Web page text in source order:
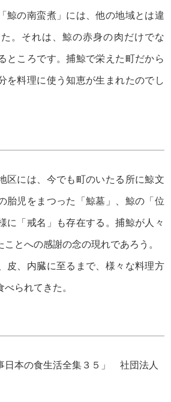
鯨の南蛮煮」には、他の地域とは違
。それは、鯨の赤身の肉だけでな
ところです。捕鯨で栄えた町だから
を料理に使う知恵が生まれたのでし
区には、今でも町のいたる所に鯨文
胎児をまつった「鯨墓」、鯨の「位
に「戒名」も存在する。捕鯨が人々
とへの感謝の念の現れであろう。
皮、内臓に至るまで、様々な料理方
られてきた。
日本の食生活全集３５」 社団法人